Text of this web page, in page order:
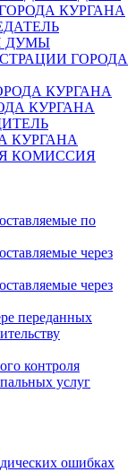
КУРГАНА
ДУМЫ
ГОРОДА
КУРГАНА
КУРГАНА
КУРГАНА
КОМИССИЯ
по
через
через
переданных
контроля
услуг
ошибках